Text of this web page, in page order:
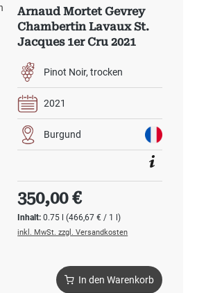
Arnaud Mortet Gevrey
Chambertin Lavaux St.
Jacques 1er Cru 2021
Pinot Noir trocken
2021
Burgund
Inhalt:0.75 l(466,67 € / 1 l)
Regulärer Preis:
350,00 €
inkl. MwSt. zzgl. Versandkosten
In den Warenkorb